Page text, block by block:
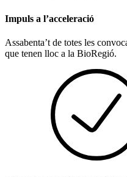
Impuls a l’acceleració
Assabenta’t de totes les
que tenen lloc a la BioRegió.